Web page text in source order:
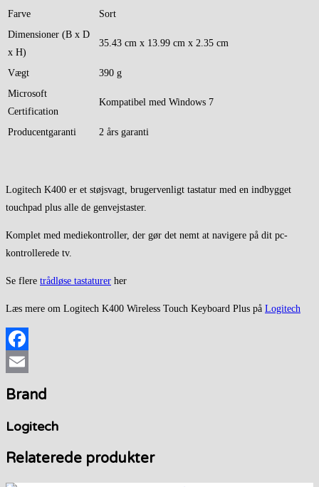
Farve
Sort
Dimensioner (B x D
x H)
35.43 cm x 13.99 cm x 2.35 cm
Vægt
390 g
Microsoft
Certification
Kompatibel med Windows 7
Producentgaranti 2 års garanti
Logitech K400 er et støjsvagt, brugervenligt tastatur med en indbygget
touchpad plus alle de genvejstaster.
Komplet med mediekontroller, der gør det nemt at navigere på dit pc-
kontrollerede tv.
Se flere trådløse tastaturer her
Læs mere om Logitech K400 Wireless Touch Keyboard Plus på Logitech
Facebook
Brand
Logitech
Relaterede produkter